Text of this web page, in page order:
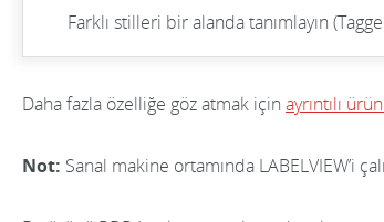
Farklı stilleri bir alanda tanımlayın
Daha fazla özelliğe göz atmak için ayrıntılı
Not: Sanal makine ortamında LABELVIEW’i